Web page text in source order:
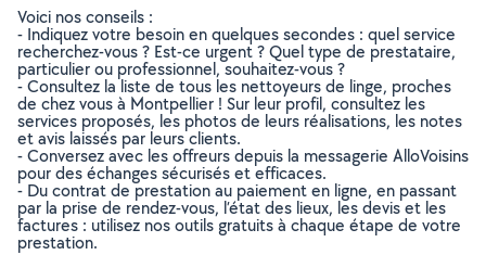
Voici nos conseils :
- Indiquez votre besoin en quelques secondes : quel service
recherchez-vous ? Est-ce urgent ? Quel type de prestataire,
particulier ou professionnel, souhaitez-vous ?
- Consultez la liste de tous les nettoyeurs de linge, proches
de chez vous à Montpellier ! Sur leur profil, consultez les
services proposés, les photos de leurs réalisations, les notes
et avis laissés par leurs clients.
- Conversez avec les offreurs depuis la messagerie AlloVoisins
pour des échanges sécurisés et efficaces.
- Du contrat de prestation au paiement en ligne, en passant
par la prise de rendez-vous, l’état des lieux, les devis et les
factures : utilisez nos outils gratuits à chaque étape de votre
prestation.